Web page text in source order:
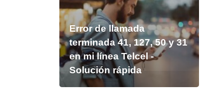
Error de llamada
terminada 41, 127, 50 y 31
en mi línea Telcel -
Solución rápida